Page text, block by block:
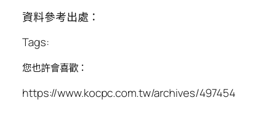
資料參考出處：
Tags:
您也許會喜歡：
https://www.kocpc.com.tw/archives/497454